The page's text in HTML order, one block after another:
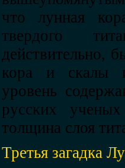
что лунная
твердого
действительно,
кора и скалы
уровень
русских
толщина слоя
Третья загадка